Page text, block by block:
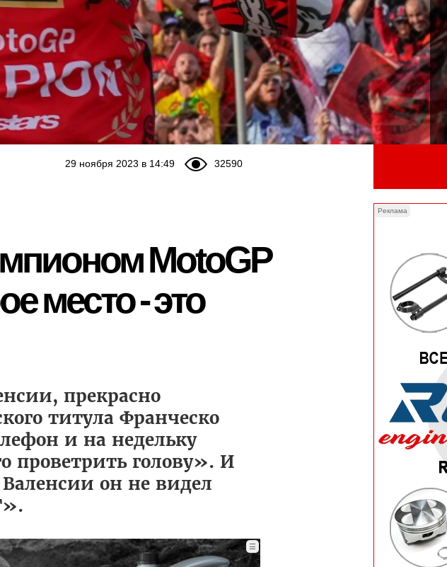
Реклама
32590
29 ноября 2023 в 14:49
MotoGP
место - это
прекрасно
титула Франческо
и на недельку
проветрить голову». И
он не видел
☰